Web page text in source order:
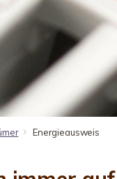
Energieausweis